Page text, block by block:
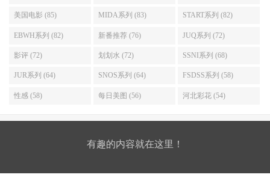
美国电影 (85) MIDA系列 (83) START系列 (82)
EBWH系列 (82) 新番推荐 (76) JUQ系列 (72)
影评 (72) 划划水 (72) SSNI系列 (68)
JUR系列 (64) SNOS系列 (64) FSDSS系列 (58)
性感 (58) 每日美图 (56) 河北彩花 (54)
有趣的内容就在这里！